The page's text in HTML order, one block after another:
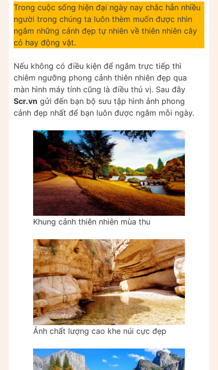
Trong cuộc sống hiện đại ngày nay chắc hẳn nhiều
người trong chúng ta luôn thèm muốn được nhìn
ngắm những cảnh đẹp tự nhiên về thiên nhiên cây
cỏ hay động vật.
Nếu không có điều kiện để ngắm trực tiếp thì
chiêm ngưỡng phong cảnh thiên nhiên đẹp qua
màn hình máy tính cũng là điều thú vị. Sau đây
Scr.vn gửi đến bạn bộ sưu tập hình ảnh phong
cảnh đẹp nhất để bạn luôn được ngắm mỗi ngày.
Khung cảnh thiên nhiên mùa thu
Ảnh chất lượng cao khe núi cực đẹp